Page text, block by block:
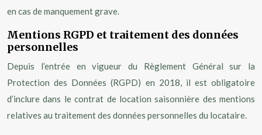
en cas de manquement grave.
Mentions RGPD et traitement des données
personnelles
Depuis l’entrée en vigueur du Règlement Général sur la
Protection des Données (RGPD) en 2018, il est obligatoire
d’inclure dans le contrat de location saisonnière des mentions
relatives au traitement des données personnelles du locataire.